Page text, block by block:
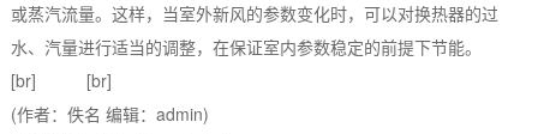
或蒸汽流量。这样，当室外新风的参数变化时，可以对换热器的过
水、汽量进行适当的调整，在保证室内参数稳定的前提下节能。
[br] [br]
(作者：佚名 编辑：admin)